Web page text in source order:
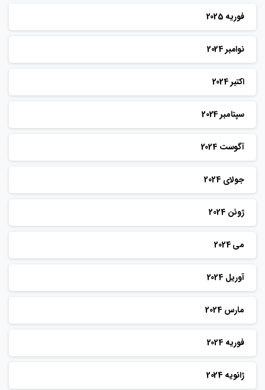
فوریه 2025
نوامبر 2024
اکتبر 2024
سپتامبر 2024
آگوست 2024
جولای 2024
ژوئن 2024
می 2024
آوریل 2024
مارس 2024
فوریه 2024
ژانویه 2024